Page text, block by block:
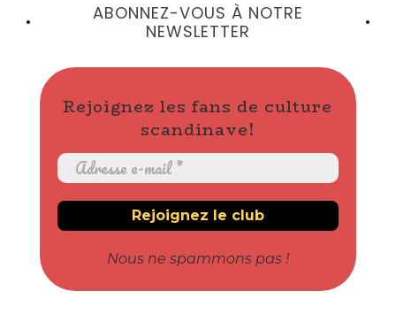
ABONNEZ-VOUS À NOTRE
NEWSLETTER
Rejoignez les fans de culture
scandinave!
Nous ne spammons pas !